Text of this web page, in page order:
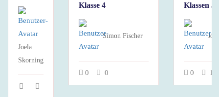
Joela
Skorning
Klasse 4
Simon Fischer
0 0
Klassen 5
0 16